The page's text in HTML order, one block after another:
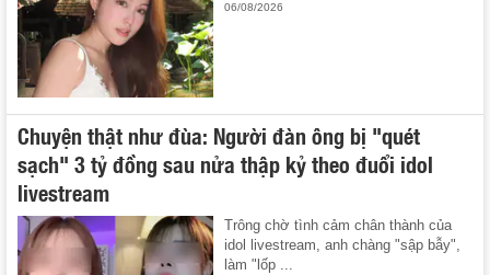
06/08/2026
Chuyện thật như đùa: Người đàn ông bị "quét
sạch" 3 tỷ đồng sau nửa thập kỷ theo đuổi idol
livestream
Trông chờ tình cảm chân thành của
idol livestream, anh chàng "sập bẫy",
làm "lốp ...